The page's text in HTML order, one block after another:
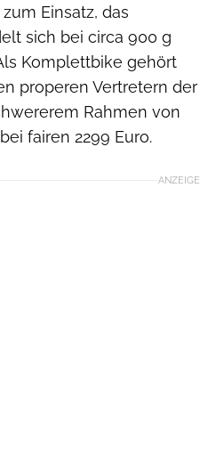
Einsatz, das
sich bei circa 900 g
Komplettbike gehört
properen Vertretern der
Rahmen von
fairen 2299 Euro.
ANZEIGE